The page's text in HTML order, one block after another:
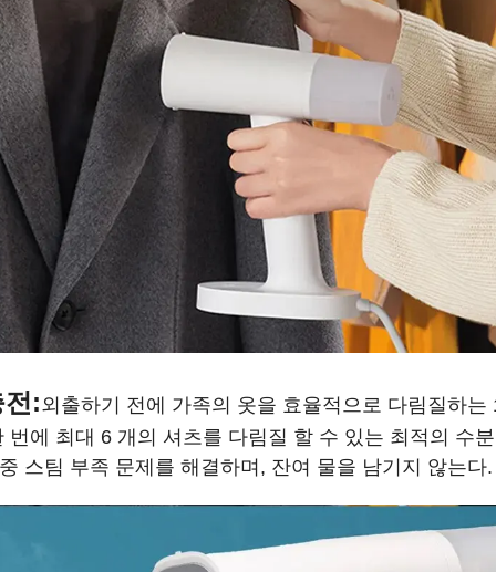
:외출하기 전에 가족의 옷을 효율적으로 다림질하는
번에 최대 6 개의 셔츠를 다림질 할 수 있는 최적의 수
스팀 부족 문제를 해결하며, 잔여 물을 남기지 않는다.